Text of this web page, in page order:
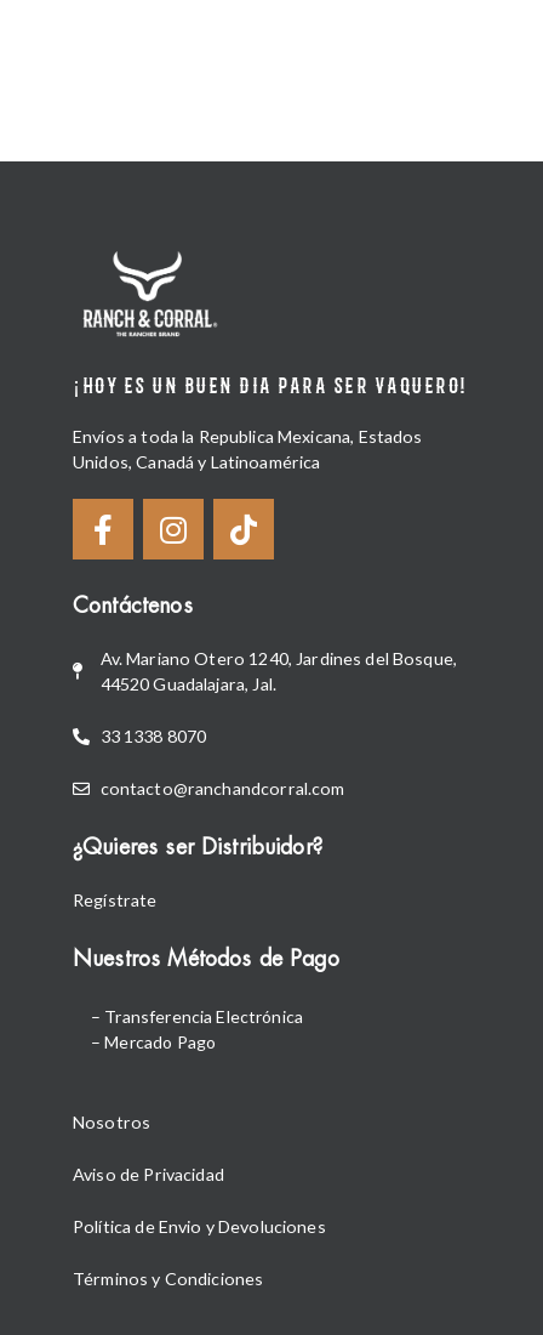
¡HOY ES UN BUEN DIA PARA SER VAQUERO!
Envíos a toda la Republica Mexicana, Estados
Unidos, Canadá y Latinoamérica
Contáctenos
Av. Mariano Otero 1240, Jardines del Bosque,
44520 Guadalajara, Jal.
33 1338 8070
contacto@ranchandcorral.com
¿Quieres ser Distribuidor?
Regístrate
Nuestros Métodos de Pago
– Transferencia Electrónica
– Mercado Pago
Nosotros
Aviso de Privacidad
Política de Envio y Devoluciones
Términos y Condiciones